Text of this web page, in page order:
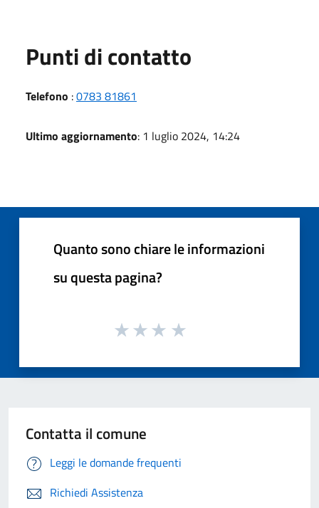
Punti di contatto
Telefono :0783 81861
Ultimo aggiornamento: 1 luglio 2024, 14:24
Quanto sono chiare le informazioni
su questa pagina?
Contatta il comune
Leggi le domande frequenti
Richiedi Assistenza